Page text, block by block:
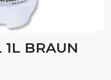
1L BRAUN